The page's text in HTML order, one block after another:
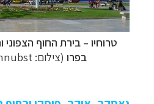
טרוחיו – בירת החוף הצפוני
בפרו (צילום: Esmée Winnubst)